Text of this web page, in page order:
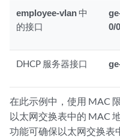
employee-vlan中
的接口
0/
DHCP 服务器接口
在此示例中，使用 MAC
以太网交换表中的 MAC
功能可确保以太网交换表